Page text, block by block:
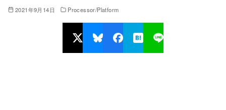
2021年9月14日 Processor/Platform